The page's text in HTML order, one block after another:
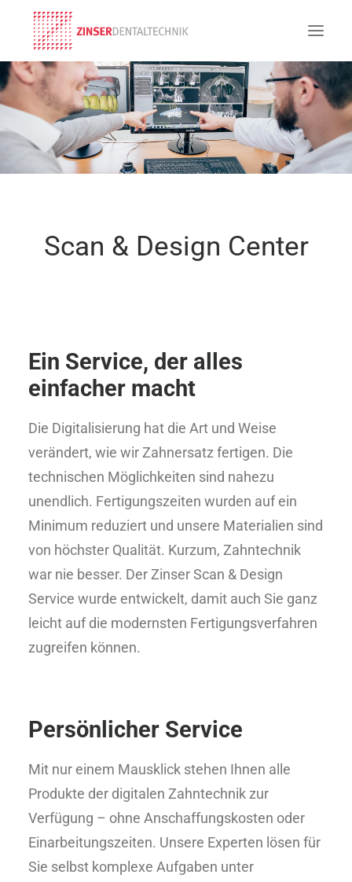
Scan & Design Center
Ein Service, der alles
einfacher macht
Die Digitalisierung hat die Art und Weise
verändert, wie wir Zahnersatz fertigen. Die
technischen Möglichkeiten sind nahezu
unendlich. Fertigungszeiten wurden auf ein
Minimum reduziert und unsere Materialien sind
von höchster Qualität. Kurzum, Zahntechnik
war nie besser. Der Zinser Scan & Design
Service wurde entwickelt, damit auch Sie ganz
leicht auf die modernsten Fertigungsverfahren
zugreifen können.
Persönlicher Service
Mit nur einem Mausklick stehen Ihnen alle
Produkte der digitalen Zahntechnik zur
Verfügung – ohne Anschaffungskosten oder
Einarbeitungszeiten. Unsere Experten lösen für
Sie selbst komplexe Aufgaben unter